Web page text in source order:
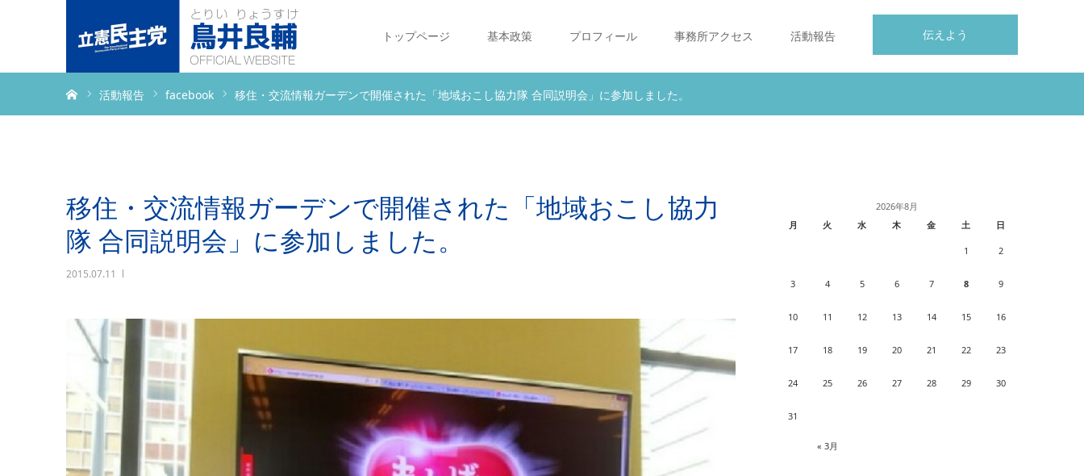
伝えよう
トップページ 基本政策 プロフィール 事務所アクセス 活動報告
活動報告 facebook 移住・交流情報ガーデンで開催された「地域おこし協力隊 合同説明会」に参加しました。
移住・交流情報ガーデンで開催された「地域おこし協力
隊 合同説明会」に参加しました。
2015.07.11
2026年8月
月
火 水 木 金 土 日
« 3月
1 2
3 4 5 6 7 8 9
10 11 12 13 14 15 16
17 18 19 20 21 22 23
24 25 26 27 28 29 30
31